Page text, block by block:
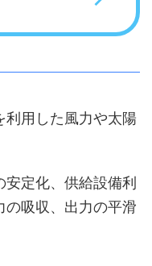
用した風力や太陽
定化、供給設備利
の吸収、出力の平滑